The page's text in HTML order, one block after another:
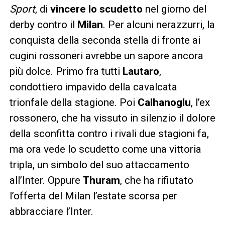
Sport, di vincere lo scudetto nel giorno del
derby contro il Milan. Per alcuni nerazzurri, la
conquista della seconda stella di fronte ai
cugini rossoneri avrebbe un sapore ancora
più dolce. Primo fra tutti Lautaro,
condottiero impavido della cavalcata
trionfale della stagione. Poi Calhanoglu, l’ex
rossonero, che ha vissuto in silenzio il dolore
della sconfitta contro i rivali due stagioni fa,
ma ora vede lo scudetto come una vittoria
tripla, un simbolo del suo attaccamento
all’Inter. Oppure Thuram, che ha rifiutato
l’offerta del Milan l’estate scorsa per
abbracciare l’Inter.